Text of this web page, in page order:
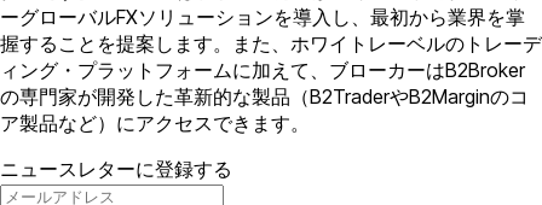
ーグローバルFXソリューションを導入し、最初から業界を掌
握することを提案します。また、ホワイトレーベルのトレーデ
ィング・プラットフォームに加えて、ブローカーはB2Broker
の専門家が開発した革新的な製品（B2TraderやB2Marginのコ
ア製品など）にアクセスできます。
ニュースレターに登録する